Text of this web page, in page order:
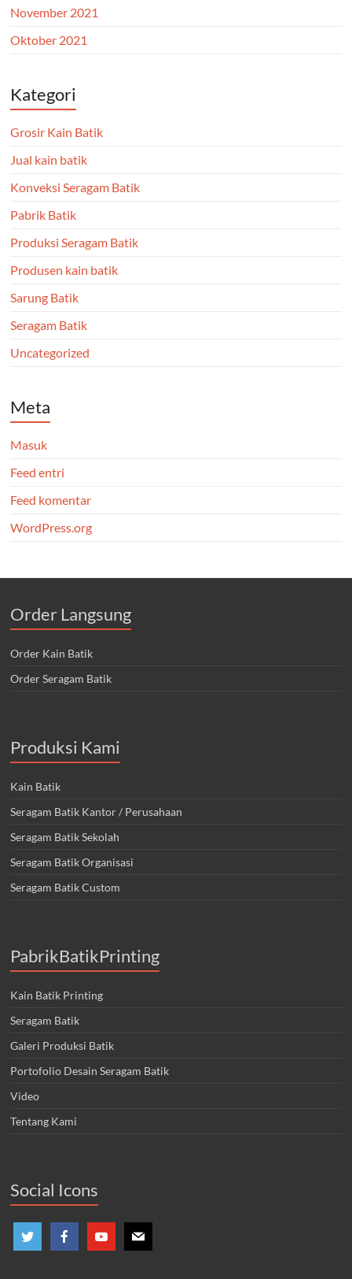
November 2021
Oktober 2021
Kategori
Grosir Kain Batik
Jual kain batik
Konveksi Seragam Batik
Pabrik Batik
Produksi Seragam Batik
Produsen kain batik
Sarung Batik
Seragam Batik
Uncategorized
Meta
Masuk
Feed entri
Feed komentar
WordPress.org
Order Langsung
Order Kain Batik
Order Seragam Batik
Produksi Kami
Kain Batik
Seragam Batik Kantor / Perusahaan
Seragam Batik Sekolah
Seragam Batik Organisasi
Seragam Batik Custom
PabrikBatikPrinting
Kain Batik Printing
Seragam Batik
Galeri Produksi Batik
Portofolio Desain Seragam Batik
Video
Tentang Kami
Social Icons